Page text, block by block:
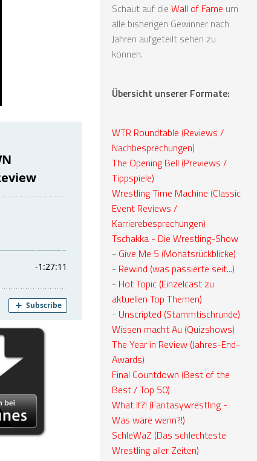
Schaut auf die Wall of Fame um
alle bisherigen Gewinner nach
Jahren aufgeteilt sehen zu
können.
Übersicht unserer Formate:
WTR Roundtable (Reviews /
Nachbesprechungen)
The Opening Bell (Previews /
Tippspiele)
Wrestling Time Machine (Classic
Event Reviews /
Karrierebesprechungen)
Tschakka - Die Wrestling-Show
- Give Me 5 (Monatsrückblicke)
- Rewind (was passierte seit...)
- Hot Topic (Einzelcast zu
aktuellen Top Themen)
- Unscripted (Stammtischrunde)
Wissen macht Au (Quizshows)
The Year in Review (Jahres-End-
Awards)
Final Countdown (Best of the
Best / Top 50)
What If?! (Fantasywrestling -
Was wäre wenn?!)
SchleWaZ (Das schlechteste
Wrestling aller Zeiten)